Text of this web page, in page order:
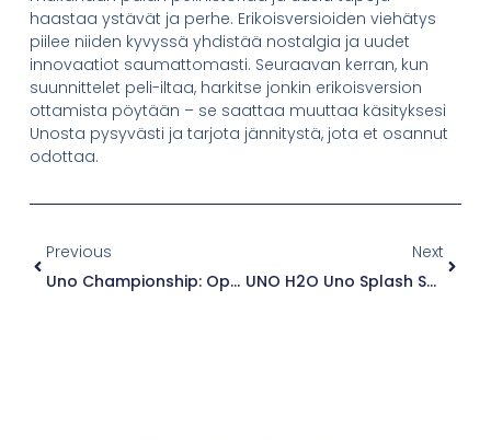
haastaa ystävät ja perhe. Erikoisversioiden viehätys
piilee niiden kyvyssä yhdistää nostalgia ja uudet
innovaatiot saumattomasti. Seuraavan kerran, kun
suunnittelet peli-iltaa, harkitse jonkin erikoisversion
ottamista pöytään – se saattaa muuttaa käsityksesi
Unosta pysyvästi ja tarjota jännitystä, jota et osannut
odottaa.
Previous
Uno Championship: Opas Kilpailulliseen Pelaamiseen
Next
UNO H2O Uno Splash Säännöt – Kattava Opas Peliin